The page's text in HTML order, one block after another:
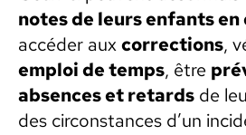
notes de leurs enfants
accéder auxcor­rec­tions,
emploi de temps, être
absences et retards de
des cir­con­stances d’un